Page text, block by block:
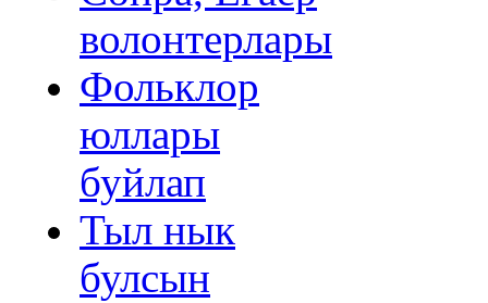
волонтерлары
Фольклор
юллары
буйлап
Тыл нык
булсын